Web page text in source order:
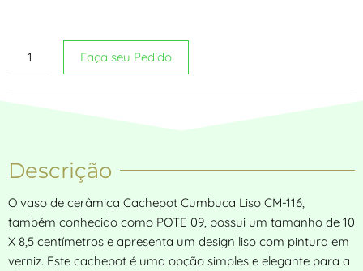
Faça seu Pedido
Descrição
O vaso de cerâmica Cachepot Cumbuca Liso CM-116,
também conhecido como POTE 09, possui um tamanho de 10
X 8,5 centímetros e apresenta um design liso com pintura em
verniz. Este cachepot é uma opção simples e elegante para a